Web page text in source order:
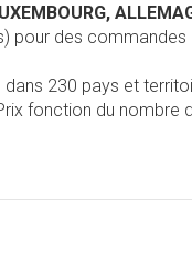
pour des commandes
dans 230 pays et
fonction du nombre